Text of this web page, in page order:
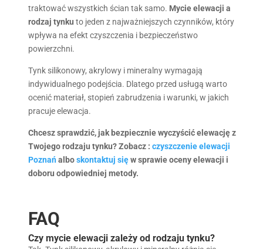
traktować wszystkich ścian tak samo. Mycie elewacji a
rodzaj tynku to jeden z najważniejszych czynników, który
wpływa na efekt czyszczenia i bezpieczeństwo
powierzchni.
Tynk silikonowy, akrylowy i mineralny wymagają
indywidualnego podejścia. Dlatego przed usługą warto
ocenić materiał, stopień zabrudzenia i warunki, w jakich
pracuje elewacja.
Chcesz sprawdzić, jak bezpiecznie wyczyścić elewację z
Twojego rodzaju tynku? Zobacz : czyszczenie elewacji
Poznań alboskontaktuj sięw sprawie oceny elewacji i
doboru odpowiedniej metody.
FAQ
Czy mycie elewacji zależy od rodzaju tynku?